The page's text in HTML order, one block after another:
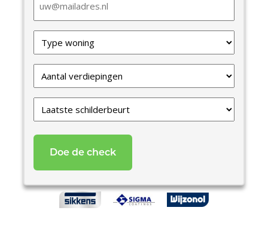
van
uw
woning
*
Verdiepingen
schilderbeurt